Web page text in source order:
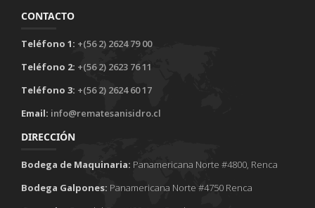
CONTACTO
Teléfono 1: +(56 2) 2624 79 00
Teléfono 2: +(56 2) 2623 76 11
Teléfono 3: +(56 2) 2624 60 17
Email: info@rematesanisidro.cl
DIRECCIÓN
Bodega de Maquinaria: Panamericana Norte #4800, Renca
Bodega Galpones: Panamericana Norte #4750 Renca